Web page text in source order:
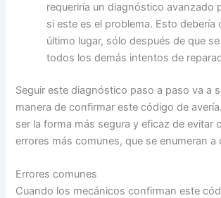
requeriría un diagnóstico avanzado
si este es el problema. Esto debería
último lugar, sólo después de que
todos los demás intentos de
Seguir este diagnóstico paso a paso va a
manera de confirmar este código de
ser la forma más segura y eficaz de evitar
errores más comunes, que se enumeran a
Errores comunes
Cuando los mecánicos confirman este